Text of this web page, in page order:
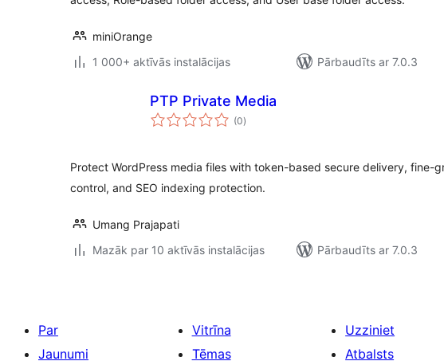
miniOrange
1 000+ aktīvās instalācijas
Pārbaudīts ar 7.0.3
PTP Private Media
(0vērtējumu
kopsumma
)
Protect WordPress media files with token-based secure delivery, fine-
control, and SEO indexing protection.
Umang Prajapati
Mazāk par 10 aktīvās instalācijas
Pārbaudīts ar 7.0.3
Par
Jaunumi
Vitrīna
Tēmas
Uzziniet
Atbalsts